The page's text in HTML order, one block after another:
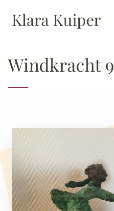
naarKlara Kuiper
Windkracht 9